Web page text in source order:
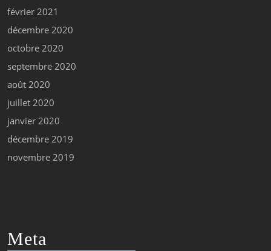
février 2021
décembre 2020
octobre 2020
septembre 2020
août 2020
juillet 2020
janvier 2020
décembre 2019
novembre 2019
Meta